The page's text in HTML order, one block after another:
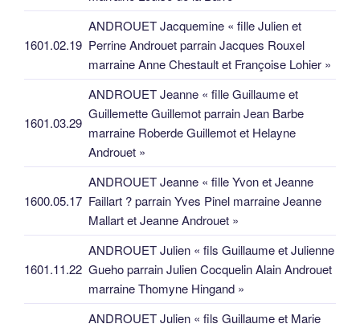
1601.02.19
ANDROUET Jacquemine « fille Julien et
Perrine Androuet parrain Jacques Rouxel
marraine Anne Chestault et Françoise Lohier »
1601.03.29
ANDROUET Jeanne « fille Guillaume et
Guillemette Guillemot parrain Jean Barbe
marraine Roberde Guillemot et Helayne
Androuet »
1600.05.17
ANDROUET Jeanne « fille Yvon et Jeanne
Faillart ? parrain Yves Pinel marraine Jeanne
Mallart et Jeanne Androuet »
1601.11.22
ANDROUET Julien « fils Guillaume et Julienne
Gueho parrain Julien Cocquelin Alain Androuet
marraine Thomyne Hingand »
ANDROUET Julien « fils Guillaume et Marie